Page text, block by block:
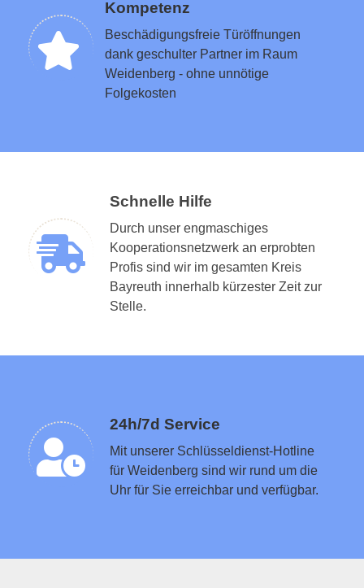
Kompetenz
Beschädigungsfreie Türöffnungen
dank geschulter Partner im Raum
Weidenberg - ohne unnötige
Folgekosten
Schnelle Hilfe
Durch unser engmaschiges
Kooperationsnetzwerk an erprobten
Profis sind wir im gesamten Kreis
Bayreuth innerhalb kürzester Zeit zur
Stelle.
24h/7d Service
Mit unserer Schlüsseldienst-Hotline
für Weidenberg sind wir rund um die
Uhr für Sie erreichbar und verfügbar.
Schlüsseldienst in der Nähe vermitteln